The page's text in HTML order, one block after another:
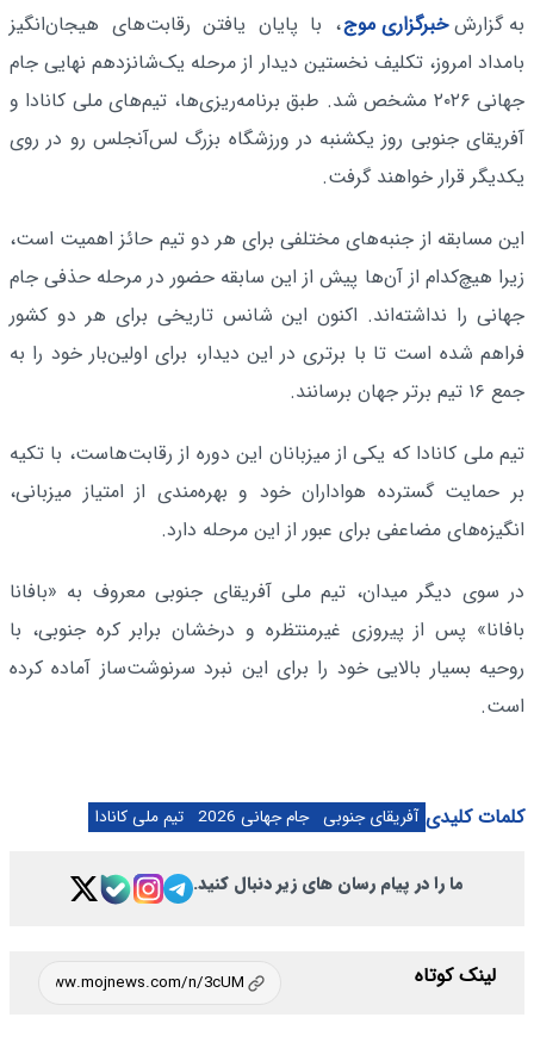
به گزارشخبرگزاری موج، با پایان یافتن رقابت‌های هیجان‌انگیز
بامداد امروز، تکلیف نخستین دیدار از مرحله یک‌شانزدهم نهایی جام
جهانی ۲۰۲۶ مشخص شد. طبق برنامه‌ریزی‌ها، تیم‌های ملی کانادا و
آفریقای جنوبی روز یکشنبه در ورزشگاه بزرگ لس‌آنجلس رو در روی
یکدیگر قرار خواهند گرفت.
این مسابقه از جنبه‌های مختلفی برای هر دو تیم حائز اهمیت است،
زیرا هیچ‌کدام از آن‌ها پیش از این سابقه حضور در مرحله حذفی جام
جهانی را نداشته‌اند. اکنون این شانس تاریخی برای هر دو کشور
فراهم شده است تا با برتری در این دیدار، برای اولین‌بار خود را به
جمع ۱۶ تیم برتر جهان برسانند.
تیم ملی کانادا که یکی از میزبانان این دوره از رقابت‌هاست، با تکیه
بر حمایت گسترده هواداران خود و بهره‌مندی از امتیاز میزبانی،
انگیزه‌های مضاعفی برای عبور از این مرحله دارد.
در سوی دیگر میدان، تیم ملی آفریقای جنوبی معروف به «بافانا
بافانا» پس از پیروزی غیرمنتظره و درخشان برابر کره جنوبی، با
روحیه بسیار بالایی خود را برای این نبرد سرنوشت‌ساز آماده کرده
است.
کلمات کلیدی آفریقای جنوبی جام جهانی 2026 تیم ملی کانادا
ما را در پیام رسان های زیر دنبال کنید.
لینک کوتاه